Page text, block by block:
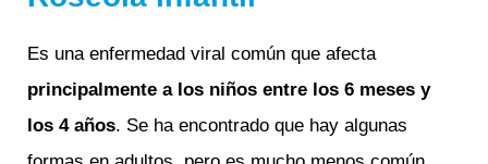
Es una enfermedad viral común que afecta
principalmente a los niños entre los 6 meses y
los 4 años. Se ha encontrado que hay algunas